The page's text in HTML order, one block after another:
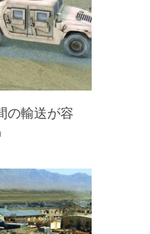
の輸送が容